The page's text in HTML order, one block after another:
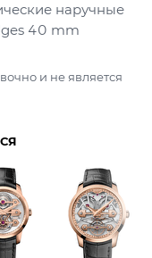
наручные
40 mm
и не является